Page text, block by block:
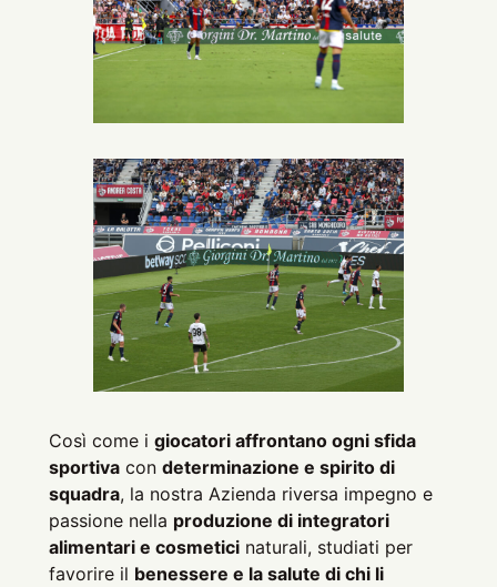
Così come i giocatori affrontano ogni sfida
sportivacon determinazione e spirito di
squadra, la nostra Azienda riversa impegno e
passione nella produzione di integratori
alimentari e cosmeticinaturali, studiati per
favorire il benessere e la salute di chi li